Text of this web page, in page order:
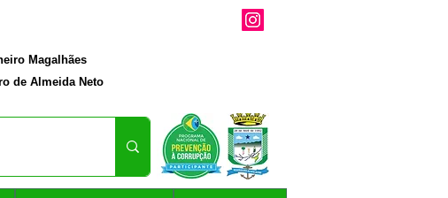
Magalhães
de Almeida Neto